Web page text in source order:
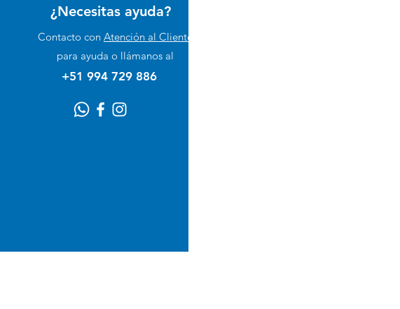
¿Necesitas ayuda?
Contacto con Atención al Cliente
para ayuda o llámanos al
+51 994 729 886